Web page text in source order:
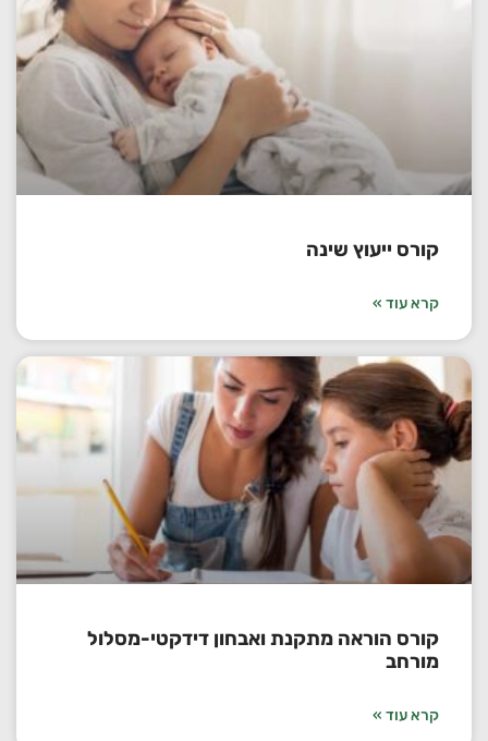
קורס ייעוץ שינה
קרא עוד »
קורס הוראה מתקנת ואבחון דידקטי-מסלול
מורחב
קרא עוד »